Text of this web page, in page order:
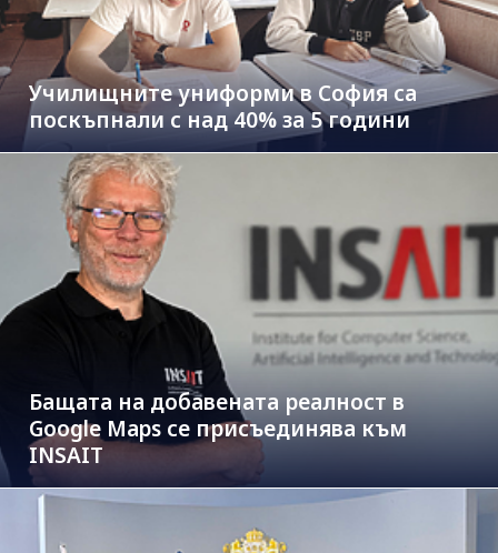
Училищните униформи в София са
поскъпнали с над 40% за 5 години
Бащата на добавената реалност в
Google Maps се присъединява към
INSAIT